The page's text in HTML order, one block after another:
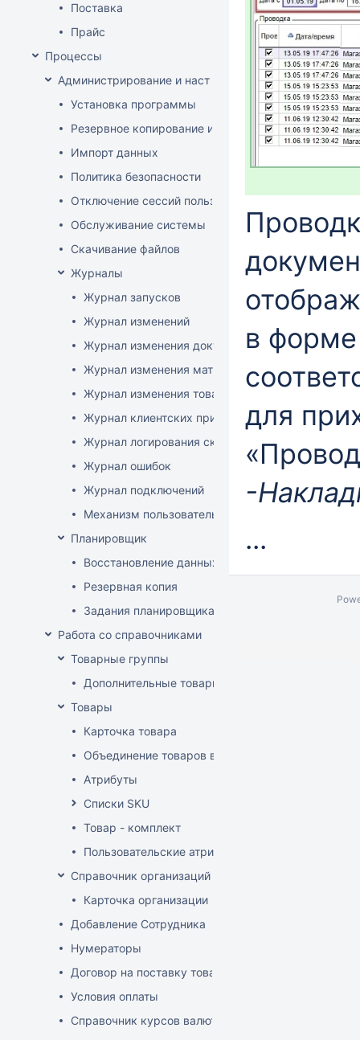
Поставка
Прайс
Процессы
Администрирование и настройка
Установка программы
Резервное копирование и восстановление базы
Импорт данных
Политика безопасности
Отключение сессий пользователя
Обслуживание системы
Скачивание файлов
Журналы
Журнал запусков
Журнал изменений
Журнал изменения документов
Журнал изменения матриц
Журнал изменения товаров
Журнал клиентских приложений
Журнал логирования сканирований штрихкодов
Журнал ошибок
Журнал подключений
Механизм пользовательского логирования
Планировщик
Восстановление данных
Резервная копия
Задания планировщика
Работа со справочниками
Товарные группы
Дополнительные товарные группы
Товары
Карточка товара
Объединение товаров в один (Слияние товаров)
Атрибуты
Списки SKU
Товар - комплект
Пользовательские атрибуты
Справочник организаций
Карточка организации
Добавление Сотрудника
Нумераторы
Договор на поставку товаров (форма)
Условия оплаты
Справочник курсов валют
в
для
-
...